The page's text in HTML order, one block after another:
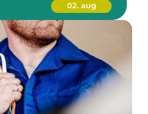
02. aug